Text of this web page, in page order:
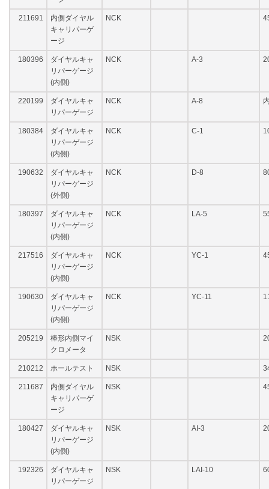
211691
内側ダイヤル
キャリパーゲ
ージ
NCK
180396
ダイヤルキャ
リパーゲージ
(内側)
NCK A-3
220199
ダイヤルキャ
リパーゲージ
NCK A-8
180384
ダイヤルキャ
リパーゲージ
(内側)
NCK C-1
190632
ダイヤルキャ
リパーゲージ
(外側)
NCK D-8
180397
ダイヤルキャ
リパーゲージ
(内側)
NCK LA-5
217516
ダイヤルキャ
リパーゲージ
(内側)
NCK YC-1
190630
ダイヤルキャ
リパーゲージ
(内側)
NCK YC-11
205219
棒形内側マイ
クロメータ
NSK
210212 ホールテスト NSK
211687
内側ダイヤル
キャリパーゲ
ージ
NSK
180427
ダイヤルキャ
リパーゲージ
(内側)
NSK AI-3
192326
ダイヤルキャ
リパーゲージ
NSK LAI-10